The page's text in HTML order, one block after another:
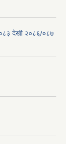
देखी २०८६/०८७